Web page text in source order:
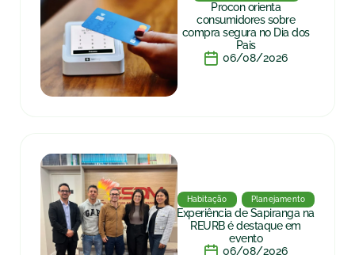
Procon orienta
consumidores sobre
compra segura no Dia dos
Pais
06/08/2026
Habitação Planejamento
Experiência de Sapiranga na
REURB é destaque em
evento
06/08/2026